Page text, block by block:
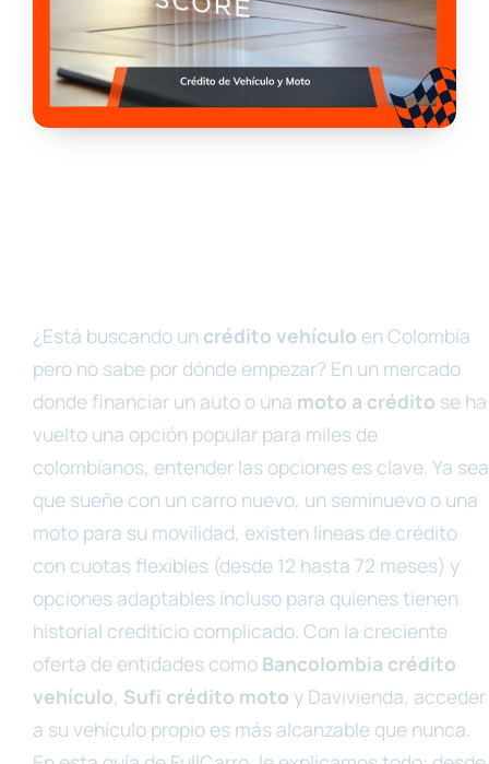
¿Está buscando un crédito vehículo en Colombia
pero no sabe por dónde empezar? En un mercado
donde financiar un auto o una moto a crédito se ha
vuelto una opción popular para miles de
colombianos, entender las opciones es clave. Ya sea
que sueñe con un carro nuevo, un seminuevo o una
moto para su movilidad, existen líneas de crédito
con cuotas flexibles (desde 12 hasta 72 meses) y
opciones adaptables incluso para quienes tienen
historial crediticio complicado. Con la creciente
oferta de entidades como Bancolombia crédito
vehículo, Sufi crédito moto y Davivienda, acceder
a su vehículo propio es más alcanzable que nunca.